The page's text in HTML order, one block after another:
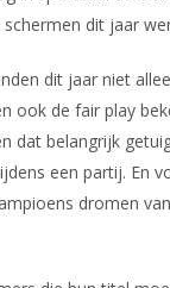
dit jaar
dit jaar niet
ook de fair play
dat belangrijk
een partij. En
dromen